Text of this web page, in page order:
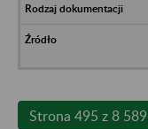
Strona 495 z 8 589